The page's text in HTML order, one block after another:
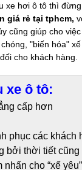
xe hơi ô tô thì
giá rẻ tại tphcm,
cũng giúp cho
"biến hóa"
cho khách hàng.
xe ô tô:
cấp hơn
phục các khách
bởi thời tiết
cho “xế